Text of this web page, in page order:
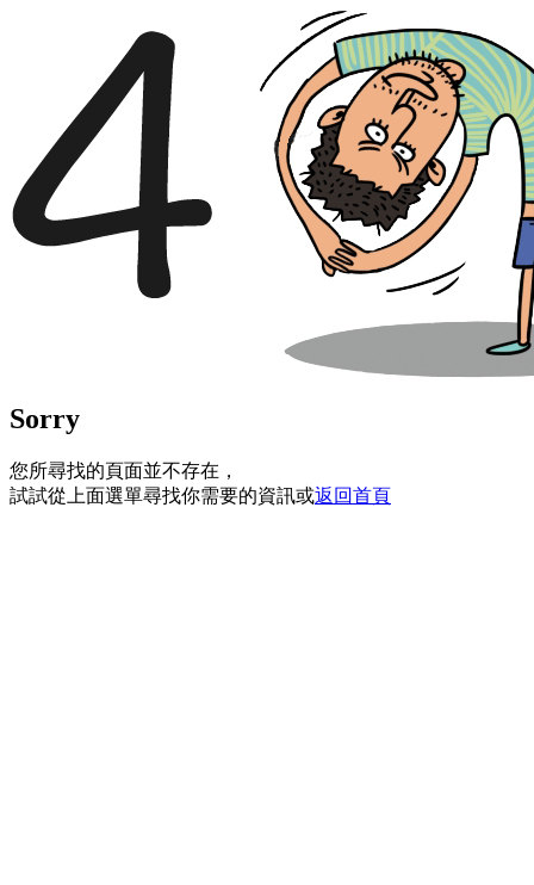
Sorry
您所尋找的頁面並不存在，
試試從上面選單尋找你需要的資訊或返回首頁